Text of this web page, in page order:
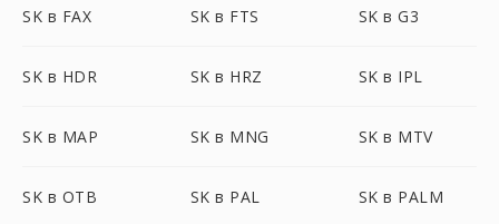
SK в FAX SK в FTS SK в G3
SK в HDR SK в HRZ SK в IPL
SK в MAP SK в MNG SK в MTV
SK в OTB SK в PAL SK в PALM